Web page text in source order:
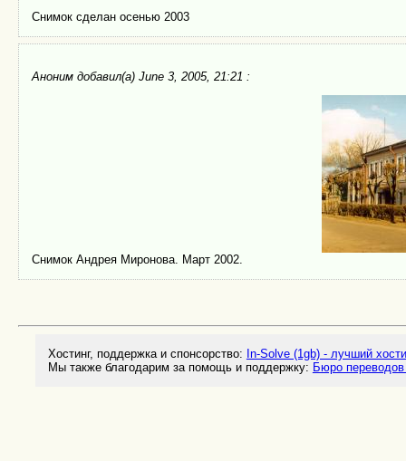
Снимок сделан осенью 2003
Аноним добавил(а) June 3, 2005, 21:21 :
Снимок Андрея Миронова. Март 2002.
Хостинг, поддержка и спонсорство: In-Solve (1gb) - лучший
Мы также благодарим за помощь и поддержку: Бюро переводов